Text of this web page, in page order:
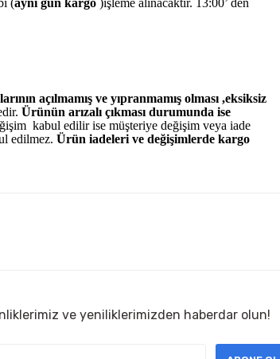
(aynı gün kargo )işleme alınacaktır. 13:00’ den
açılmamış ve yıpranmamış olması ,eksiksiz
Ürünün arızalı çıkması durumunda ise
kabul edilir ise müşteriye değişim veya iade
edilmez. Ürün iadeleri ve değişimlerde kargo
ve yeniliklerimizden haberdar olun!